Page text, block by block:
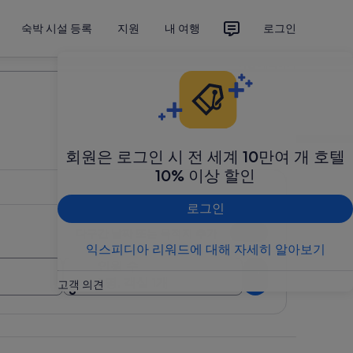
숙박 시설 등록 지원 내 여행 로그인
회원은 로그인 시 전 세계 10만여 개 호텔
10% 이상 할인
로그인
익스피디아 리워드에 대해 자세히 알아보기
고객 의견2명, 객실 1개